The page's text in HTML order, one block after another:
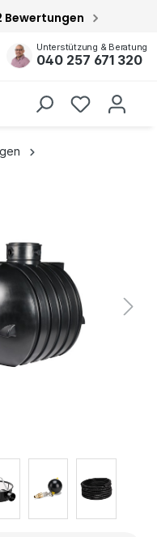
Bewertungen
Unterstützung & Beratung
040 257 671 320